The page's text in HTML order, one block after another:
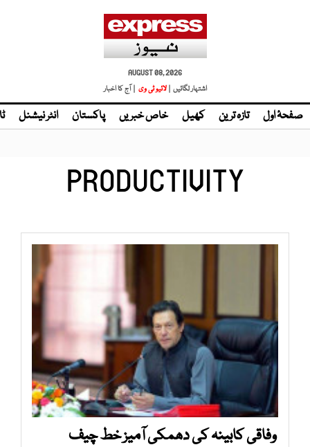
AUGUST 08, 2026
اشتہار لگائیں | لائیو ٹی وی | آج کا اخبار
صفحۂ اول تازہ ترین کھیل خاص خبریں پاکستان انٹر نیشنل
PRODUCTIVITY
وفاقی کابینہ کی دھمکی آمیز خط چیف